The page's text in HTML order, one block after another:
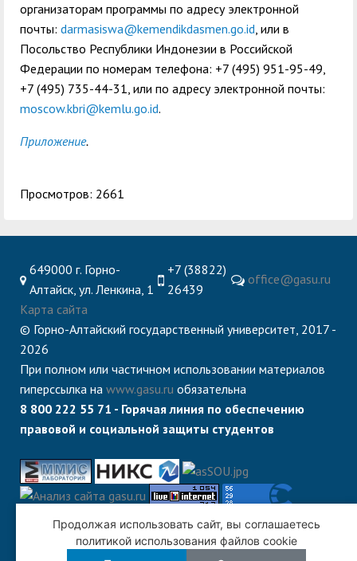
организаторам программы по адресу электронной
почты: darmasiswa@kemendikdasmen.go.id, или в
Посольство Республики Индонезии в Российской
Федерации по номерам телефона: +7 (495) 951-95-49,
+7 (495) 735-44-31, или по адресу электронной почты:
moscow.kbri@kemlu.go.id.
Приложение.
Просмотров: 2661
649000 г. Горно-
Алтайск, ул. Ленкина, 1
+7 (38822)
26439
office@gasu.ru
Карта сайта
© Горно-Алтайский государственный университет, 2017 -
2026
При полном или частичном использовании материалов
гиперссылка на www.gasu.ru обязательна
8 800 222 55 71 - Горячая линия по обеспечению
правовой и социальной защиты студентов
Продолжая использовать сайт, вы соглашаетесь
политикой использования файлов cookie